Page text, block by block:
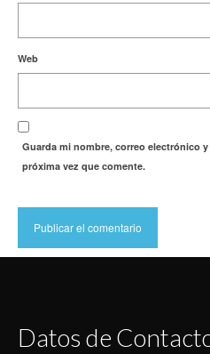
Web
Guarda mi nombre, correo electrónico
próxima vez que comente.
Datos de